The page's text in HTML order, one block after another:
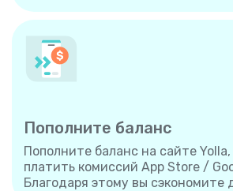
Пополните баланс
Пополните баланс на сайте
платить комиссий App Store /
Благодаря этому вы сэкономите